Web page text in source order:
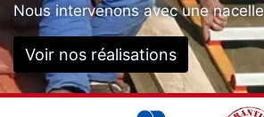
Nous intervenons avec une nacelle
Voir nos réalisations